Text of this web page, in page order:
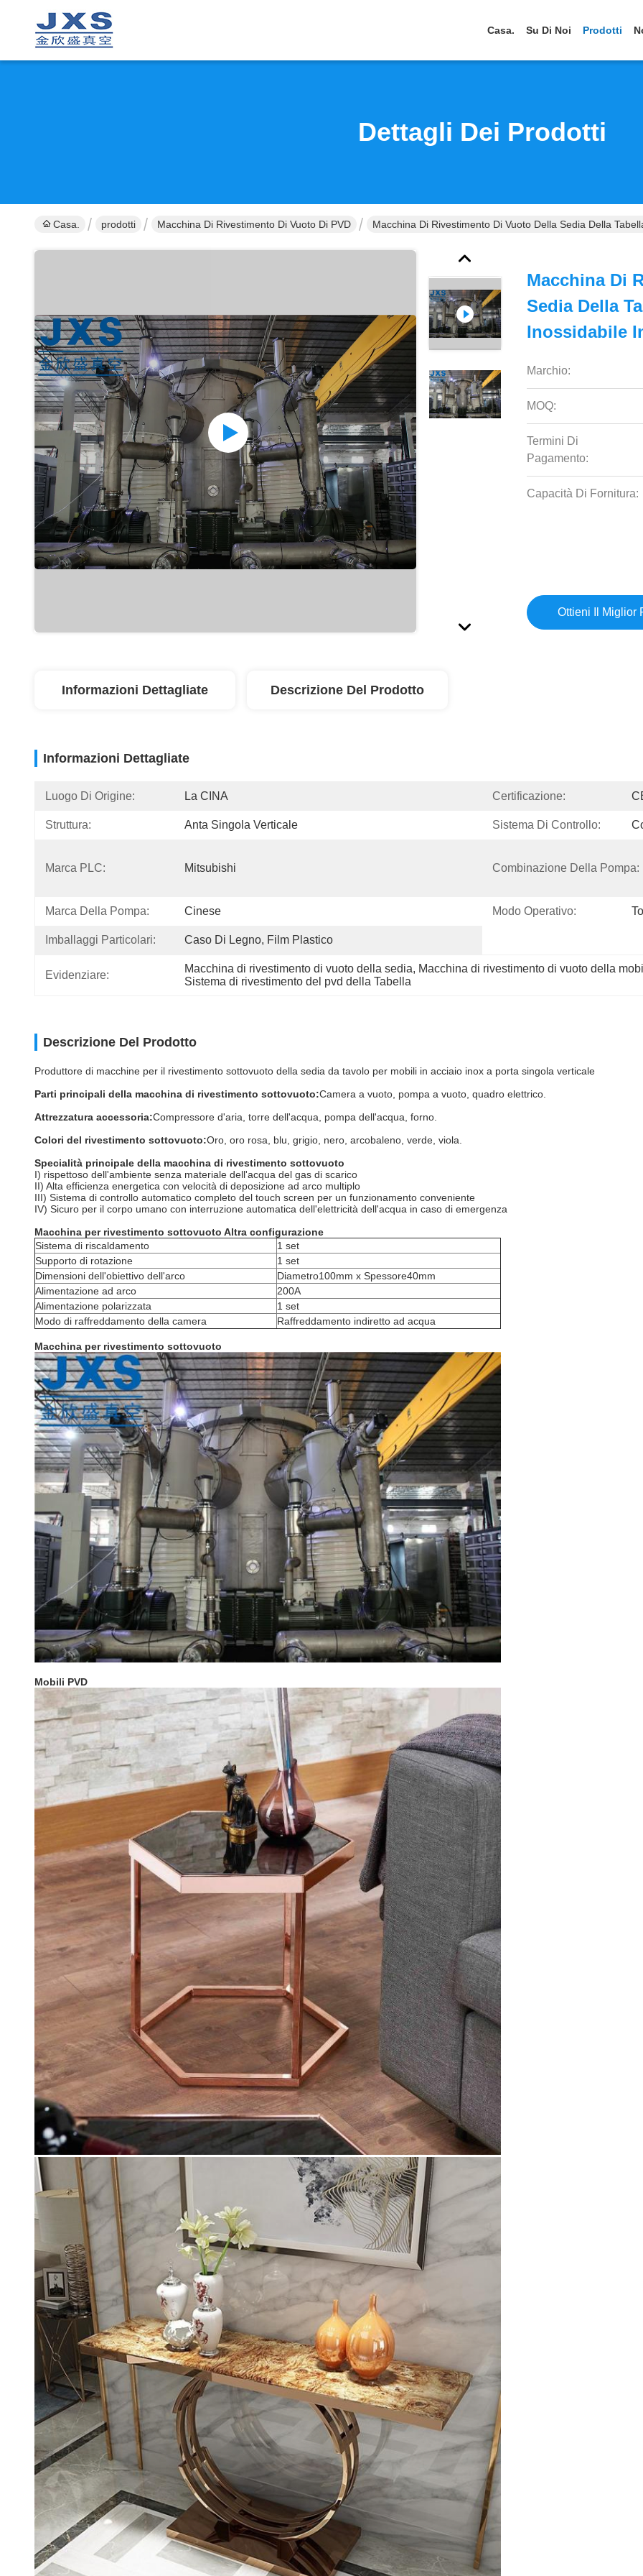
Casa. Su Di Noi Prodotti
Dettagli Dei Prodotti
Casa. prodotti Macchina Di Rivestimento Di Vuoto Di PVD Macchina Di Rivestimento Di Vuoto Della Sedia Della
Macchina Di
Sedia Della
Inossidabile
Marchio:
MOQ:
Termini Di
Pagamento:
Capacità Di Fornitura:
Ottieni Il Miglior
Informazioni Dettagliate Descrizione Del Prodotto
Informazioni Dettagliate
Luogo Di Origine: La CINA Certificazione:
Struttura: Anta Singola Verticale Sistema Di Controllo:
Marca PLC: Mitsubishi Combinazione Della Pompa:
Marca Della Pompa: Cinese Modo Operativo:
Imballaggi Particolari: Caso Di Legno, Film Plastico
Evidenziare:
Macchina di rivestimento di vuoto della sedia, Macchina di rivestimento di vuoto della
Sistema di rivestimento del pvd della Tabella
Descrizione Del Prodotto
Produttore di macchine per il rivestimento sottovuoto della sedia da tavolo per mobili in acciaio inox a porta singola verticale
Parti principali della macchina di rivestimento sottovuoto:Camera a vuoto, pompa a vuoto, quadro elettrico.
Attrezzatura accessoria:Compressore d'aria, torre dell'acqua, pompa dell'acqua, forno.
Colori del rivestimento sottovuoto:Oro, oro rosa, blu, grigio, nero, arcobaleno, verde, viola.
Specialità principale della macchina di rivestimento sottovuoto
I) rispettoso dell'ambiente senza materiale dell'acqua del gas di scarico
II) Alta efficienza energetica con velocità di deposizione ad arco multiplo
III) Sistema di controllo automatico completo del touch screen per un funzionamento conveniente
IV) Sicuro per il corpo umano con interruzione automatica dell'elettricità dell'acqua in caso di emergenza
Macchina per rivestimento sottovuoto Altra configurazione
Sistema di riscaldamento
1 set
Supporto di rotazione
1 set
Dimensioni dell'obiettivo dell'arco
Diametro100mm x Spessore40mm
Alimentazione ad arco
200A
Alimentazione polarizzata
1 set
Modo di raffreddamento della camera
Raffreddamento indiretto ad acqua
Macchina per rivestimento sottovuoto
Mobili PVD